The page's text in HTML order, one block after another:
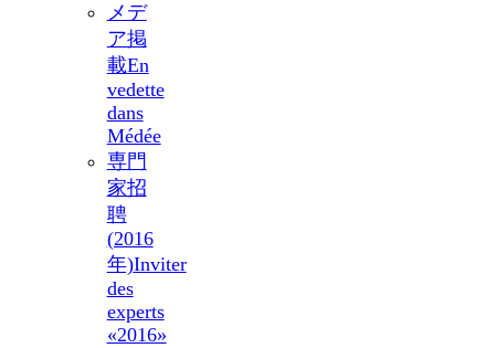
メデ
ア掲
載En
vedette
dans
Médée
専門
家招
聘
(2016
年)Inviter
des
experts
«2016»